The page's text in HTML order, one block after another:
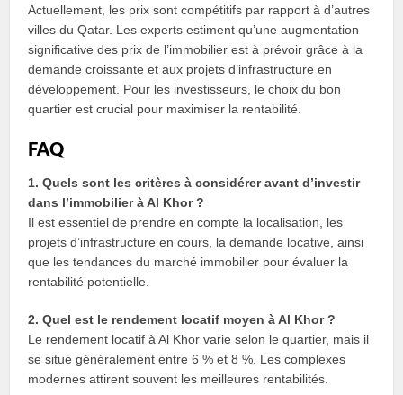
Actuellement, les prix sont compétitifs par rapport à d’autres
villes du Qatar. Les experts estiment qu’une augmentation
significative des prix de l’immobilier est à prévoir grâce à la
demande croissante et aux projets d’infrastructure en
développement. Pour les investisseurs, le choix du bon
quartier est crucial pour maximiser la rentabilité.
FAQ
1. Quels sont les critères à considérer avant d’investir
dans l’immobilier à Al Khor ?
Il est essentiel de prendre en compte la localisation, les
projets d’infrastructure en cours, la demande locative, ainsi
que les tendances du marché immobilier pour évaluer la
rentabilité potentielle.
2. Quel est le rendement locatif moyen à Al Khor ?
Le rendement locatif à Al Khor varie selon le quartier, mais il
se situe généralement entre 6 % et 8 %. Les complexes
modernes attirent souvent les meilleures rentabilités.